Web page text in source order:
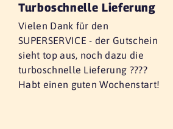
Turboschnelle Lieferung
Vielen Dank für den
SUPERSERVICE - der Gutschein
sieht top aus, noch dazu die
turboschnelle Lieferung ????
Habt einen guten Wochenstart!